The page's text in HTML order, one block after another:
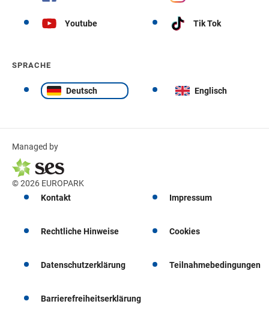
Youtube Tik Tok
SPRACHE
Deutsch Englisch
Managed by
© 2026 EUROPARK
Kontakt
Impressum
Rechtliche Hinweise Cookies
Datenschutzerklärung Teilnahmebedingungen
Barrierefreiheitserklärung